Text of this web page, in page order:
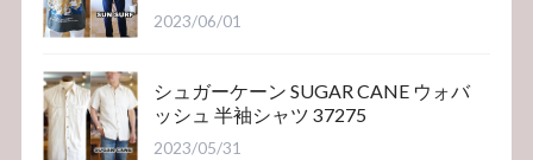
2023/06/01
シュガーケーン SUGAR CANE ウォバ
ッシュ 半袖シャツ 37275
2023/05/31